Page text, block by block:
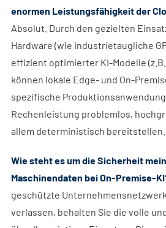
enormen Leistungsfähigkeit der
Absolut. Durch den gezielten
Hardware (wie industrietaugliche
effizient optimierter KI-Modelle
können lokale Edge- und On-
spezifische
Rechenleistung problemlos,
allem deterministisch bereitstellen.
Wie steht es um die Sicherheit
Maschinendaten bei On-Premise-
geschützte
verlassen, behalten Sie die volle